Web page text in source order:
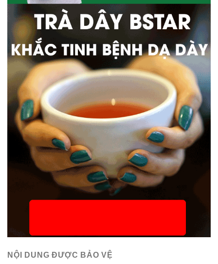
NỘI DUNG ĐƯỢC BẢO VỆ